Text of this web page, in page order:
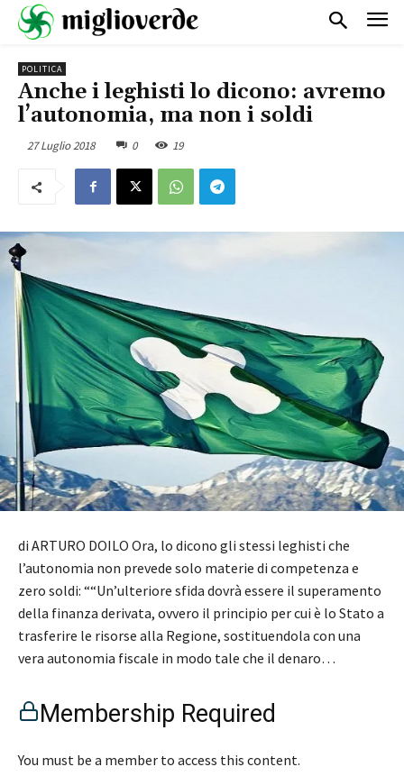
POLITICA
Anche i leghisti lo dicono: avremo
l’autonomia, ma non i soldi
27 Luglio 2018 0 19
di ARTURO DOILO Ora, lo dicono gli stessi leghisti che
l’autonomia non prevede solo materie di competenza e
zero soldi: ““Un’ulteriore sfida dovrà essere il superamento
della finanza derivata, ovvero il principio per cui è lo Stato a
trasferire le risorse alla Regione, sostituendola con una
vera autonomia fiscale in modo tale che il denaro…
Membership Required
You must be a member to access this content.